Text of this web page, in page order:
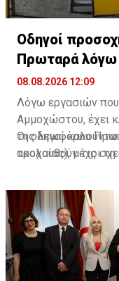
Οδηγοί
Πρωταρά
08.08.2026 12:09
Λόγω εργασιών
Αμμοχώστου, έχει
της λεωφόρου
τροχαίας), μέχρι
Οι οδηγοί
ακολουθούν τις